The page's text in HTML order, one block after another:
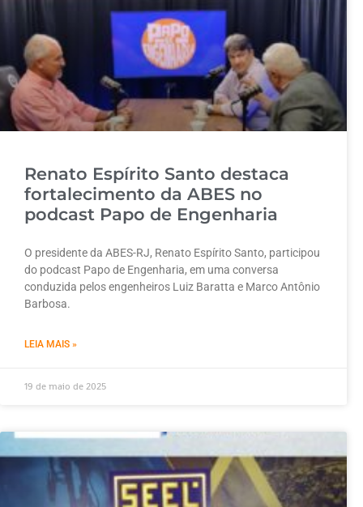
Renato Espírito Santo destaca
fortalecimento da ABES no
podcast Papo de Engenharia
O presidente da ABES-RJ, Renato Espírito Santo, participou
do podcast Papo de Engenharia, em uma conversa
conduzida pelos engenheiros Luiz Baratta e Marco Antônio
Barbosa.
LEIA MAIS »
19 de maio de 2025